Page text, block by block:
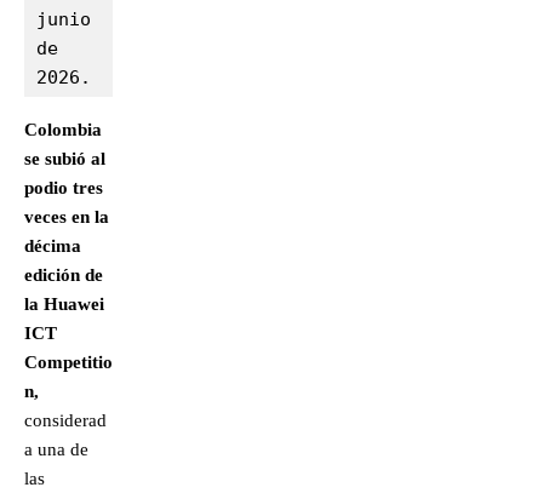
junio
de
2026.
Colombia
se subió al
podio tres
veces en la
décima
edición de
la Huawei
ICT
Competitio
n,
considerad
a una de
las